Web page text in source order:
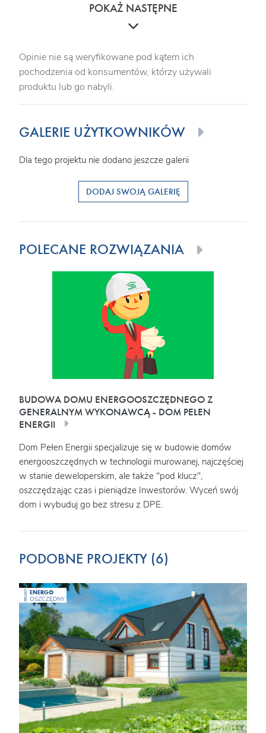
POKAŻ NASTĘPNE
Opinie nie są weryfikowane pod kątem ich
pochodzenia od konsumentów, którzy używali
produktu lub go nabyli.
GALERIE UŻYTKOWNIKÓW
Dla tego projektu nie dodano jeszcze galerii
DODAJ SWOJĄ GALERIĘ
POLECANE ROZWIĄZANIA
BUDOWA DOMU ENERGOOSZCZĘDNEGO Z
GENERALNYM WYKONAWCĄ - DOM PEŁEN
ENERGII
Dom Pełen Energii specjalizuje się w budowie domów
energooszczędnych w technologii murowanej, najczęściej
w stanie deweloperskim, ale także "pod klucz",
oszczędzając czas i pieniądze Inwestorów. Wyceń swój
dom i wybuduj go bez stresu z DPE.
PODOBNE PROJEKTY (6)
PROJEKT ENERGO
OSZCZĘDNY